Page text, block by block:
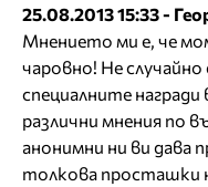
25.08.2013 15:33 -
Мнението ми е, че
чаровно! Не
специалните награди
различни мнения по
анонимни ни ви дава
толкова просташки